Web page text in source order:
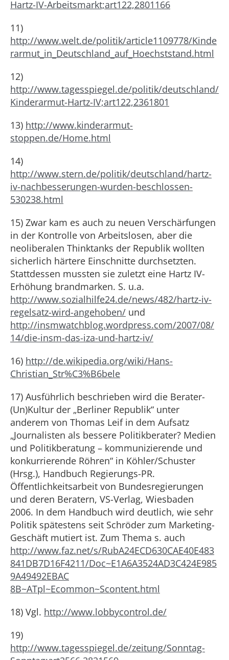
Hartz-IV-Arbeitsmarkt;art122,2801166
11)
http://www.welt.de/politik/article1109778/Kinde
rarmut_in_Deutschland_auf_Hoechststand.html
12)
http://www.tagesspiegel.de/politik/deutschland/
Kinderarmut-Hartz-IV;art122,2361801
13) http://www.kinderarmut-
stoppen.de/Home.html
14)
http://www.stern.de/politik/deutschland/hartz-
iv-nachbesserungen-wurden-beschlossen-
530238.html
15) Zwar kam es auch zu neuen Verschärfungen
in der Kontrolle von Arbeitslosen, aber die
neoliberalen Thinktanks der Republik wollten
sicherlich härtere Einschnitte durchsetzten.
Stattdessen mussten sie zuletzt eine Hartz IV-
Erhöhung brandmarken. S. u.a.
http://www.sozialhilfe24.de/news/482/hartz-iv-
regelsatz-wird-angehoben/ und
http://insmwatchblog.wordpress.com/2007/08/
14/die-insm-das-iza-und-hartz-iv/
16) http://de.wikipedia.org/wiki/Hans-
Christian_Str%C3%B6bele
17) Ausführlich beschrieben wird die Berater-
(Un)Kultur der „Berliner Republik“ unter
anderem von Thomas Leif in dem Aufsatz
„Journalisten als bessere Politikberater? Medien
und Politikberatung – kommunizierende und
konkurrierende Röhren“ in Köhler/Schuster
(Hrsg.), Handbuch Regierungs-PR.
Öffentlichkeitsarbeit von Bundesregierungen
und deren Beratern, VS-Verlag, Wiesbaden
2006. In dem Handbuch wird deutlich, wie sehr
Politik spätestens seit Schröder zum Marketing-
Geschäft mutiert ist. Zum Thema s. auch
http://www.faz.net/s/RubA24ECD630CAE40E483
841DB7D16F4211/Doc~E1A6A3524AD3C424E985
9A49492EBAC
8B~ATpl~Ecommon~Scontent.html
18) Vgl. http://www.lobbycontrol.de/
19)
http://www.tagesspiegel.de/zeitung/Sonntag-